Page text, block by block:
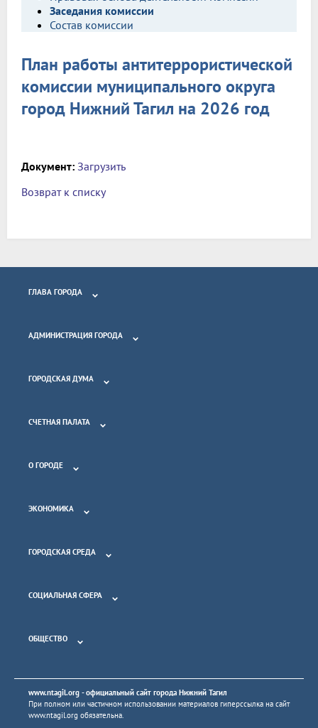
Заседания комиссии
Состав комиссии
План работы антитеррористической
комиссии муниципального округа
город Нижний Тагил на 2026 год
Документ: Загрузить
Возврат к списку
ГЛАВА ГОРОДА
АДМИНИСТРАЦИЯ ГОРОДА
ГОРОДСКАЯ ДУМА
СЧЕТНАЯ ПАЛАТА
О ГОРОДЕ
ЭКОНОМИКА
ГОРОДСКАЯ СРЕДА
СОЦИАЛЬНАЯ СФЕРА
ОБЩЕСТВО
www.ntagil.org - официальный сайт города Нижний Тагил
При полном или частичном использовании материалов гиперссылка на сайт
www.ntagil.org обязательна.